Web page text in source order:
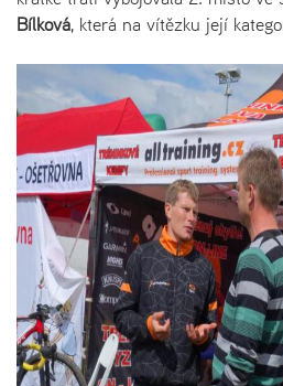
Bílková, která na vítězku její